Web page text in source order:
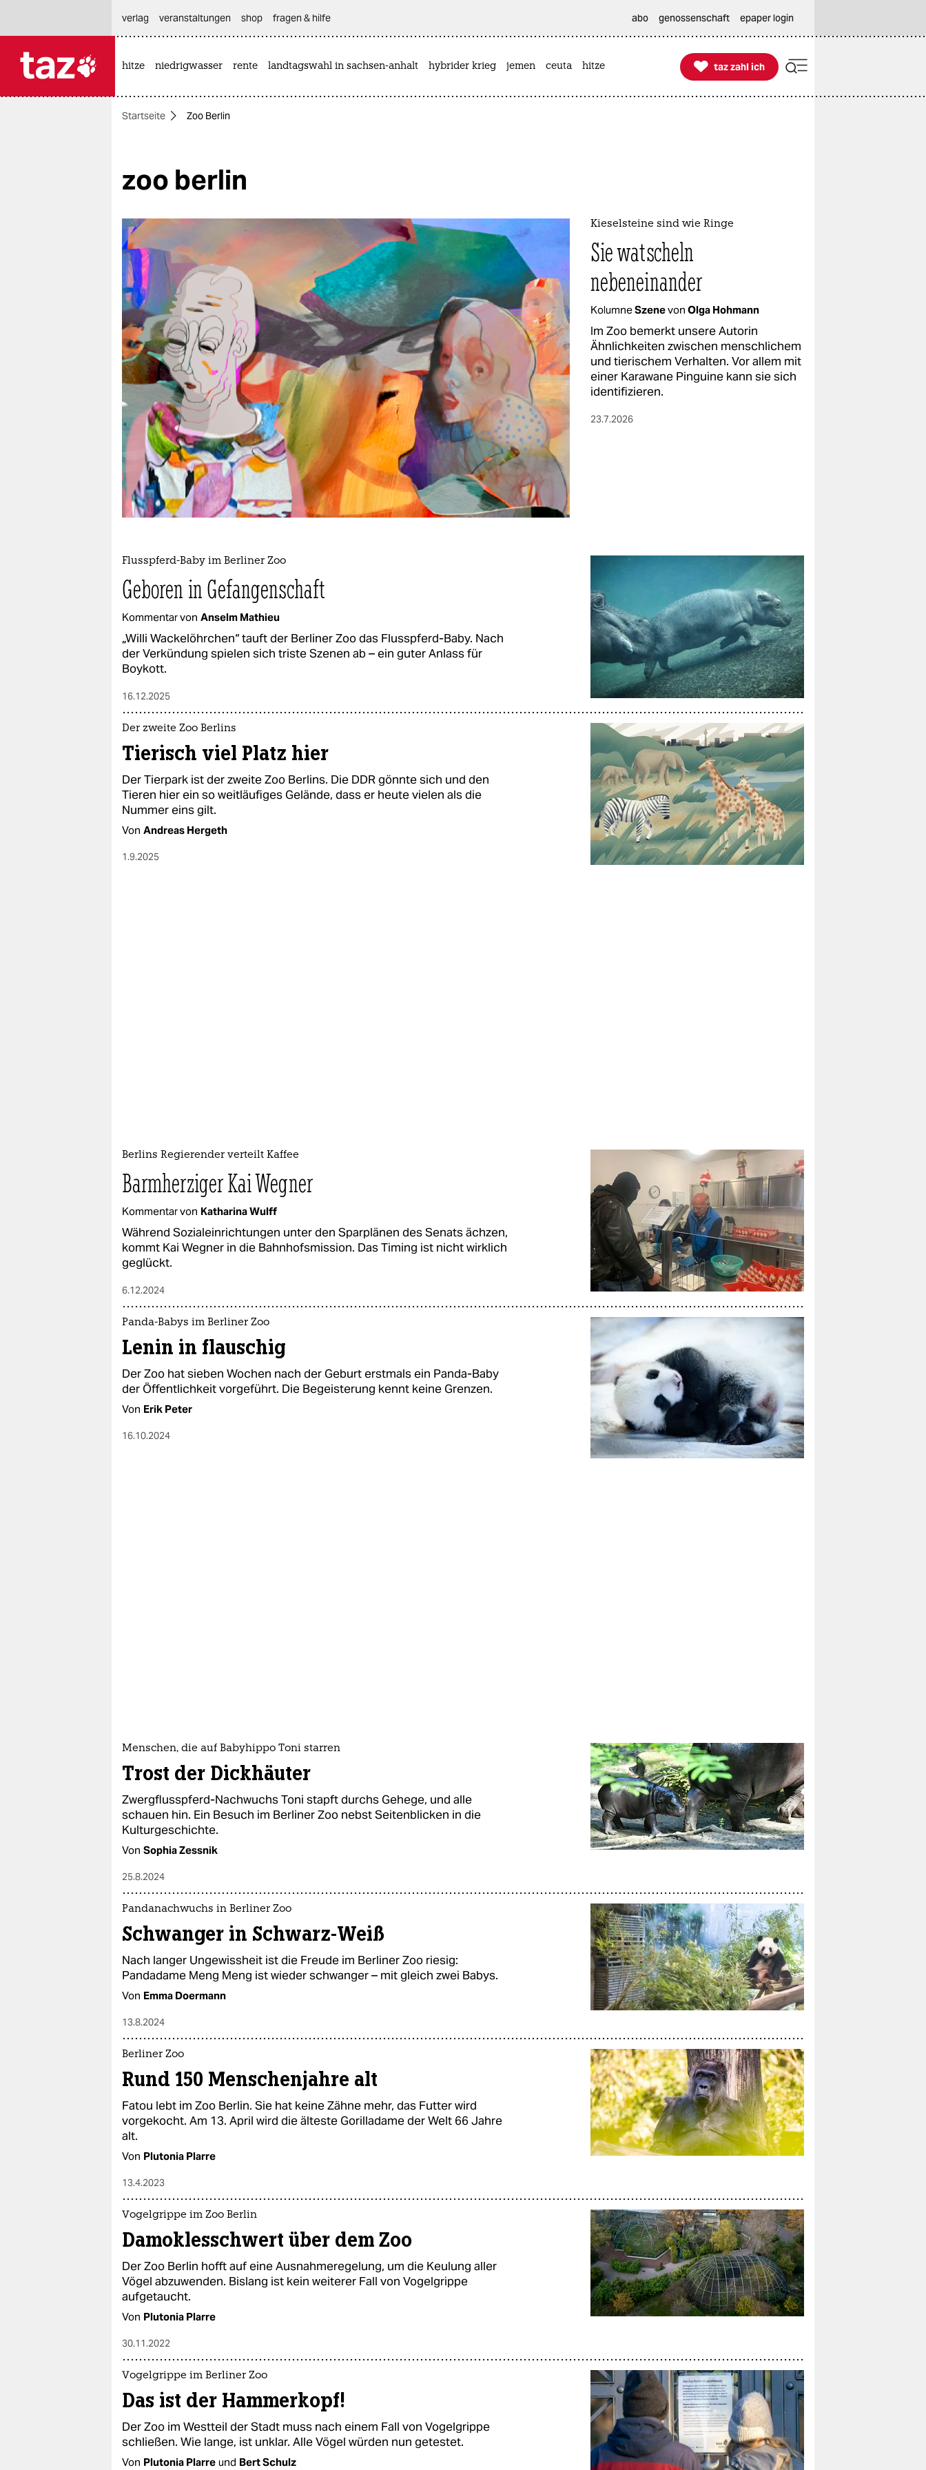
themen
öko
gesellschaft
kultur
sport
berlin
nord
wahrheit
verlag
verlag
veranstaltungen
shop
fragen & hilfe
abo
genossenschaft
epaper login
verlag
veranstaltungen shop fragen & hilfe abo genossenschaft epaper login
hitze niedrigwasser rente landtagswahl in sachsen-anhalt hybrider krieg jemen ceuta hitze 
taz zahl ich
taz zahl ich
Startseite Zoo Berlin
zoo berlin
Kieselsteine sind wie Ringe
Sie watscheln
nebeneinander
KolumneSzenevon Olga Hohmann
Im Zoo bemerkt unsere Autorin
Ähnlichkeiten zwischen menschlichem
und tierischem Verhalten. Vor allem mit
einer Karawane Pinguine kann sie sich
identifizieren.
23.7.2026
Flusspferd-Baby im Berliner Zoo
Geboren in Gefangenschaft
Kommentar von Anselm Mathieu
„Willi Wackelöhrchen“ tauft der Berliner Zoo das Flusspferd-Baby. Nach
der Verkündung spielen sich triste Szenen ab – ein guter Anlass für
Boykott.
16.12.2025
Der zweite Zoo Berlins
Tierisch viel Platz hier
Der Tierpark ist der zweite Zoo Berlins. Die DDR gönnte sich und den
Tieren hier ein so weitläufiges Gelände, dass er heute vielen als die
Nummer eins gilt.
Von Andreas Hergeth
1.9.2025
Berlins Regierender verteilt Kaffee
Barmherziger Kai Wegner
Kommentar von Katharina Wulff
Während Sozialeinrichtungen unter den Sparplänen des Senats ächzen,
kommt Kai Wegner in die Bahnhofsmission. Das Timing ist nicht wirklich
geglückt.
6.12.2024
Panda-Babys im Berliner Zoo
Lenin in flauschig
Der Zoo hat sieben Wochen nach der Geburt erstmals ein Panda-Baby
der Öffentlichkeit vorgeführt. Die Begeisterung kennt keine Grenzen.
Von Erik Peter
16.10.2024
Menschen, die auf Babyhippo Toni starren
Trost der Dickhäuter
Zwergflusspferd-Nachwuchs Toni stapft durchs Gehege, und alle
schauen hin. Ein Besuch im Berliner Zoo nebst Seitenblicken in die
Kulturgeschichte.
Von Sophia Zessnik
25.8.2024
Pandanachwuchs in Berliner Zoo
Schwanger in Schwarz-Weiß
Nach langer Ungewissheit ist die Freude im Berliner Zoo riesig:
Pandadame Meng Meng ist wieder schwanger – mit gleich zwei Babys.
Von Emma Doermann
13.8.2024
Berliner Zoo
Rund 150 Menschenjahre alt
Fatou lebt im Zoo Berlin. Sie hat keine Zähne mehr, das Futter wird
vorgekocht. Am 13. April wird die älteste Gorilladame der Welt 66 Jahre
alt.
Von Plutonia Plarre
13.4.2023
Vogelgrippe im Zoo Berlin
Damoklesschwert über dem Zoo
Der Zoo Berlin hofft auf eine Ausnahmeregelung, um die Keulung aller
Vögel abzuwenden. Bislang ist kein weiterer Fall von Vogelgrippe
aufgetaucht.
Von Plutonia Plarre
30.11.2022
Vogelgrippe im Berliner Zoo
Das ist der Hammerkopf!
Der Zoo im Westteil der Stadt muss nach einem Fall von Vogelgrippe
schließen. Wie lange, ist unklar. Alle Vögel würden nun getestet.
Von Plutonia Plarre und Bert Schulz